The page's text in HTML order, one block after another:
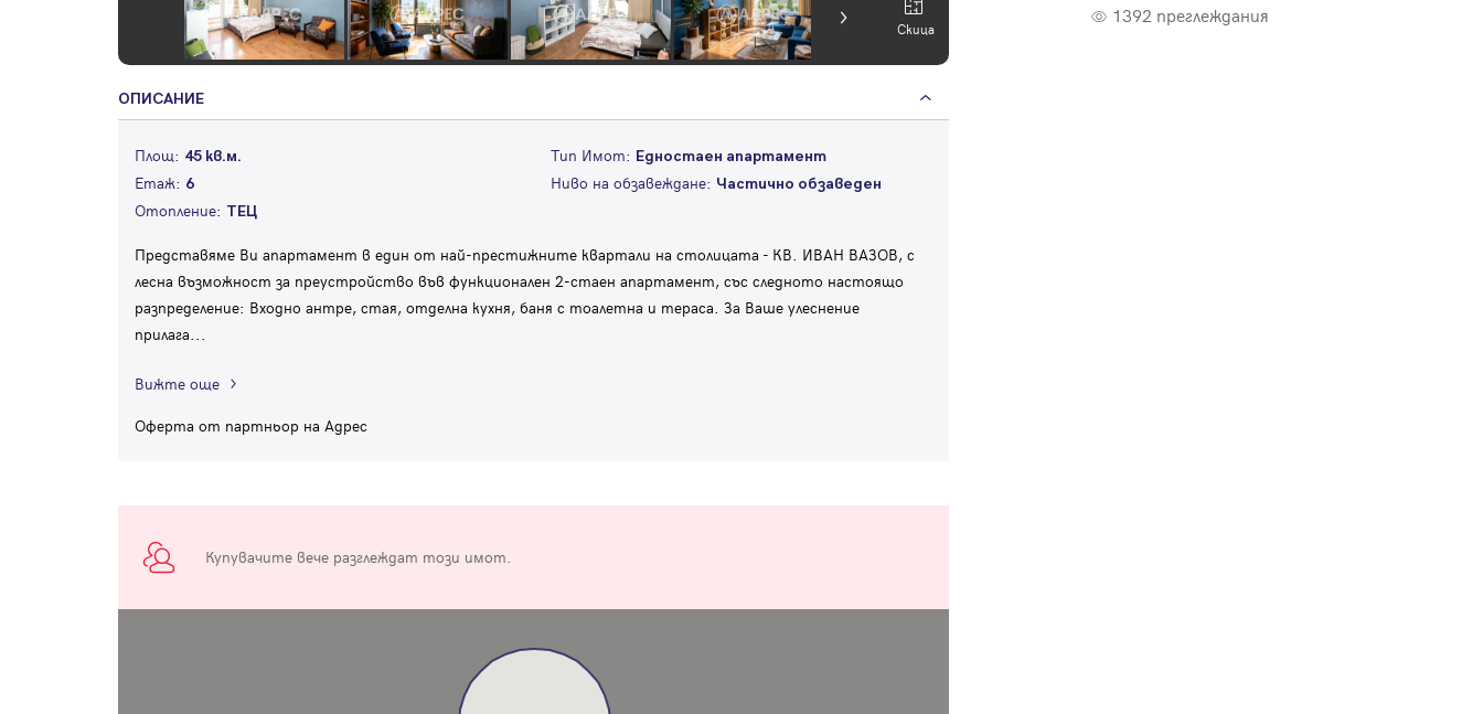
Скица
1392 преглеждания
ОПИСАНИЕ
Площ: 45 кв.м. Тип Имот: Едностаен апартамент
Етаж: 6 Ниво на обзавеждане: Частично обзаведен
Отопление: ТЕЦ
Представяме Ви апартамент в един от най-престижните квартали на столицата - КВ. ИВАН ВАЗОВ, с
лесна възможност за преустройство във функционален 2-стаен апартамент, със следното настоящо
разпределение: Входно антре, стая, отделна кухня, баня с тоалетна и тераса. За Ваше улеснение
прилага...
Вижте още
Оферта от партньор на Адрес
Купувачите вече разглеждат този имот.